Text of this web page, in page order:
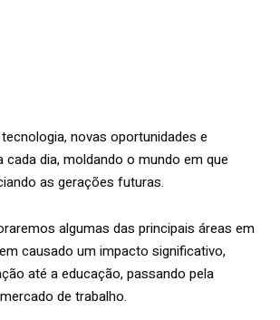
novas oportunidades e
dia, moldando o mundo em que
as gerações futuras.
algumas das principais áreas em
causado um impacto significativo,
até a educação, passando pela
de trabalho.